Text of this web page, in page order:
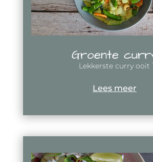
Groente
Lekkerste curry ooit
Lees meer